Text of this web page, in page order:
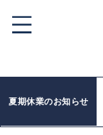
夏期休業のお知らせ